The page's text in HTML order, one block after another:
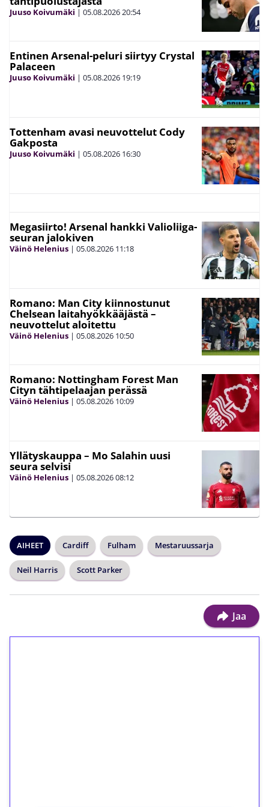
Juuso Koivumäki | 05.08.202620:54
Entinen Arsenal-peluri siirtyy Crystal
Palaceen
Juuso Koivumäki | 05.08.2026 19:19
Tottenham avasi neuvottelut Cody
Gakposta
Juuso Koivumäki | 05.08.2026 16:30
Megasiirto! Arsenal hankki Valioliiga-
seuran jalokiven
Väinö Helenius | 05.08.2026 11:18
Romano: Man City kiinnostunut
Chelsean laitahyökkääjästä –
neuvottelut aloitettu
Väinö Helenius | 05.08.2026 10:50
Romano: Nottingham Forest Man
Cityn tähtipelaajan perässä
Väinö Helenius | 05.08.2026 10:09
Yllätyskauppa – Mo Salahin uusi
seura selvisi
Väinö Helenius | 05.08.202608:12
AIHEET Cardiff Fulham Mestaruussarja
Neil Harris Scott Parker
Jaa